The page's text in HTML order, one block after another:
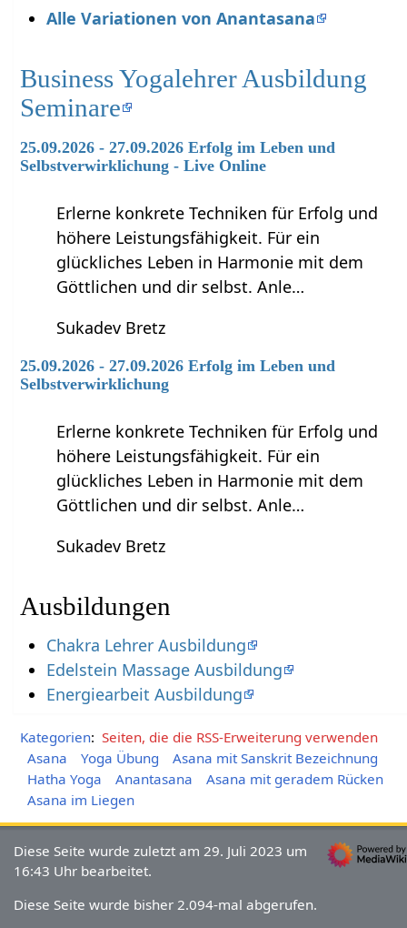
Alle Variationen von Anantasana
Business Yogalehrer Ausbildung
Seminare
25.09.2026 - 27.09.2026 Erfolg im Leben und
Selbstverwirklichung - Live Online
Erlerne konkrete Techniken für Erfolg und
höhere Leistungsfähigkeit. Für ein
glückliches Leben in Harmonie mit dem
Göttlichen und dir selbst. Anle…
Sukadev Bretz
25.09.2026 - 27.09.2026 Erfolg im Leben und
Selbstverwirklichung
Erlerne konkrete Techniken für Erfolg und
höhere Leistungsfähigkeit. Für ein
glückliches Leben in Harmonie mit dem
Göttlichen und dir selbst. Anle…
Sukadev Bretz
Ausbildungen
Chakra Lehrer Ausbildung
Edelstein Massage Ausbildung
Energiearbeit Ausbildung
Kategorien: Seiten, die die RSS-Erweiterung verwenden
Asana
Yoga Übung
Asana mit Sanskrit Bezeichnung
Hatha Yoga
Anantasana
Asana mit geradem Rücken
Asana im Liegen
Diese Seite wurde zuletzt am 29. Juli 2023 um
16:43 Uhr bearbeitet.
Diese Seite wurde bisher 2.094-mal abgerufen.